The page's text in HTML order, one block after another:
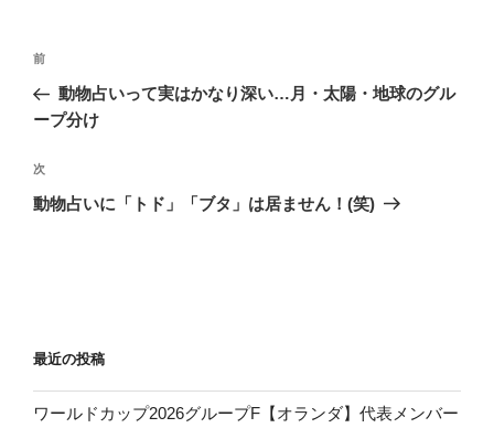
投
ナ
ゲ
ー
前
の
前
動物占いって実はかなり深い…月・太陽・地球のグル
ープ分け
次
の
次
動物占いに「トド」「ブタ」は居ません！(笑)
最近の投稿
ワールドカップ2026グループF【オランダ】代表メンバー